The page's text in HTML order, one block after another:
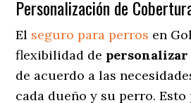
Personalización de
El seguro para perros en
flexibilidad de
de acuerdo a las
cada dueño y su perro.